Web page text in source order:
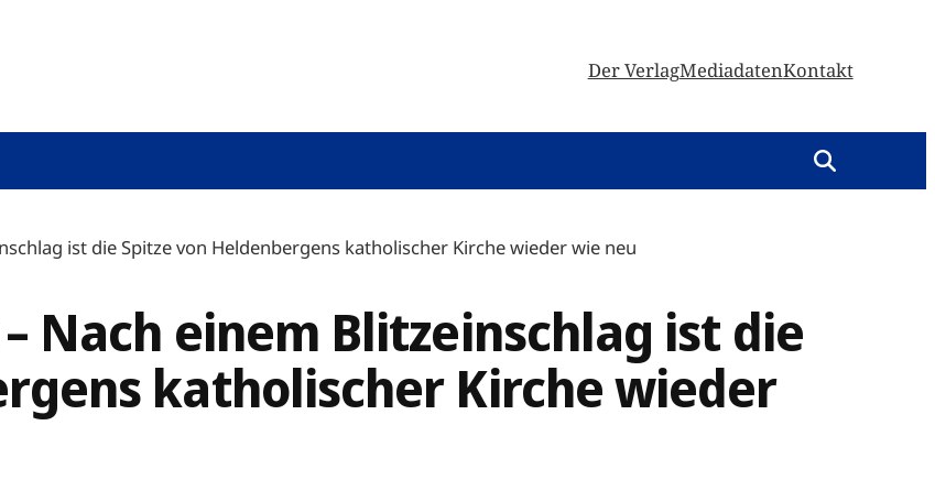
Der VerlagMediadatenKontakt
ist die Spitze von Heldenbergens katholischer Kirche wieder wie neu
Nach einem Blitzeinschlag ist die
katholischer Kirche wieder